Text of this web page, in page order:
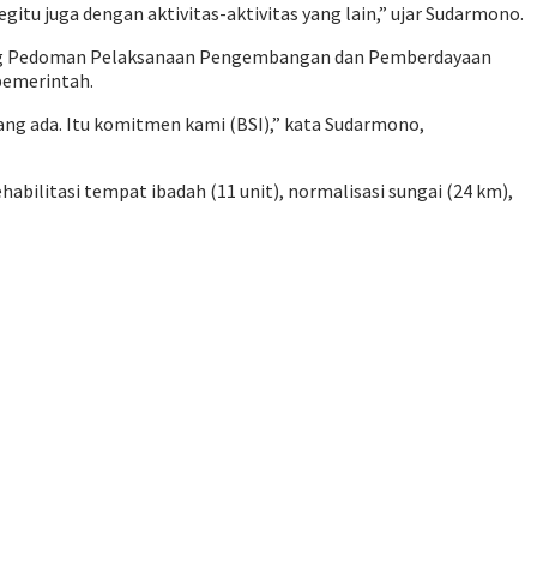
juga dengan aktivitas-aktivitas yang lain,” ujar Sudarmono.
Pelaksanaan Pengembangan dan Pemberdayaan
ada. Itu komitmen kami (BSI),” kata Sudarmono,
tempat ibadah (11 unit), normalisasi sungai (24 km),